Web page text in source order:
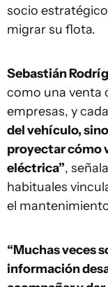
socio
migrar su flota.
Sebastián
como una venta
empresas, y
del vehículo,
proyectar cómo
eléctrica”,
habituales
el
“Muchas veces
información